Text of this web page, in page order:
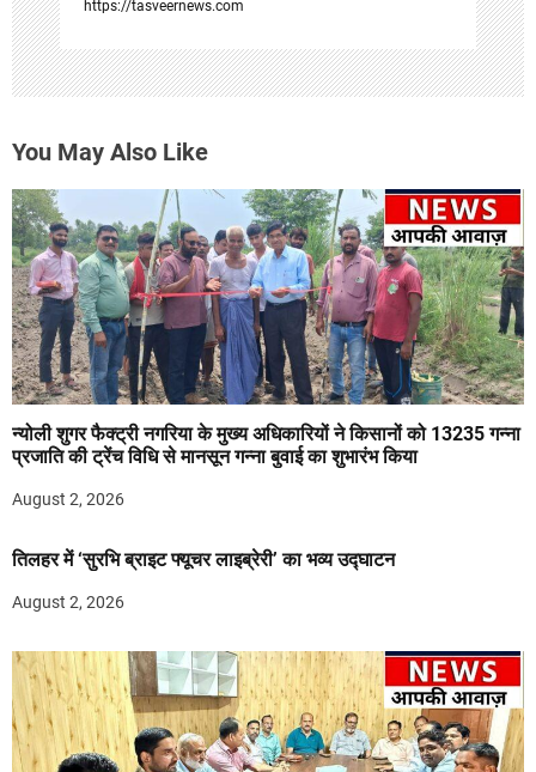
https://tasveernews.com
You May Also Like
न्योली शुगर फैक्ट्री नगरिया के मुख्य अधिकारियों ने किसानों को 13235 गन्ना
प्रजाति की ट्रेंच विधि से मानसून गन्ना बुवाई का शुभारंभ किया
August 2, 2026
तिलहर में ‘सुरभि ब्राइट फ्यूचर लाइब्रेरी’ का भव्य उद्घाटन
August 2, 2026